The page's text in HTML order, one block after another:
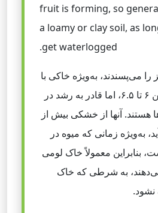
fruit is forming, so
a loamy or clay soil, as
get waterlogged.
می‌پسندند، به‌ویژه خاکی با
pH کمی اسیدی بین ۶ تا ۶.۵، اما قادر به رشد در
هستند. آنها از خشکی بیش از
به‌ویژه زمانی که میوه در
بنابراین معمولاً خاک لومی
به شرطی که خاک
نشود.